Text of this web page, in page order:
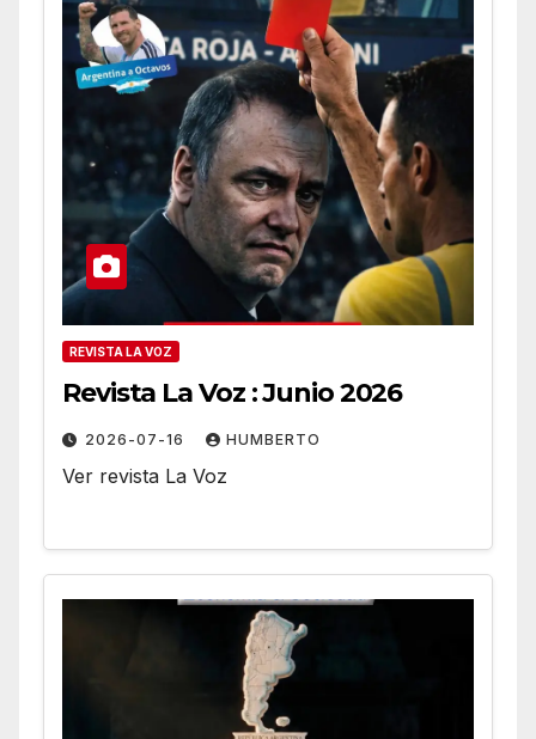
REVISTA LA VOZ
Revista La Voz : Junio 2026
2026-07-16 HUMBERTO
Ver revista La Voz